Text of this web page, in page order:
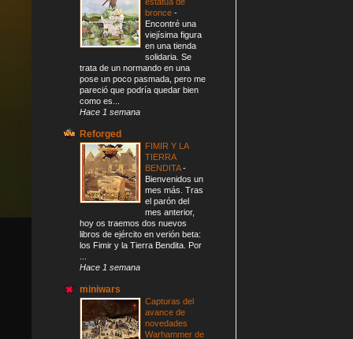
bronce -
Encontré una
viejísima figura
en una tienda
solidaria. Se
trata de un normando en una
pose un poco pasmada, pero me
pareció que podría quedar bien
como es...
Hace 1 semana
Reforged
FIMIR Y LA
TIERRA
BENDITA-
Bienvenidos un
mes más. Tras
el parón del
mes anterior,
hoy os traemos dos nuevos
libros de ejército en verión beta:
los Fimir y la Tierra Bendita. Por
Hace 1 semana
miniwars
Capturas del
avance de
novedades
Warhammer de